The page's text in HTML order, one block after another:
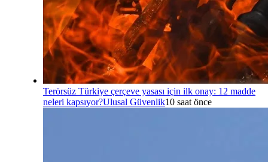
Terörsüz Türkiye çerçeve yasası için ilk onay: 12 madde
neleri kapsıyor?Ulusal Güvenlik10 saat önce